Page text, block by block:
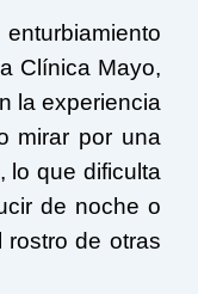
Clínica Mayo,
la experiencia
mirar por una
lo que dificulta
de noche o
rostro de otras